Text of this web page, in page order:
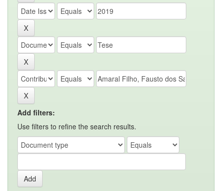
Add filters:
Use filters to refine the search results.